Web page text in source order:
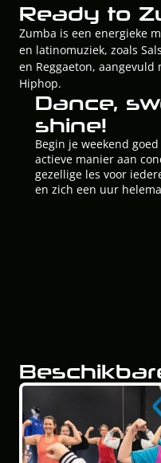
Ready to
Zumba is een energieke
en latinomuziek, zoals
en Reggaeton,
Hiphop.
Dance,
shine!
Begin je weekend
actieve manier aan
gezellige les voor
en zich een uur